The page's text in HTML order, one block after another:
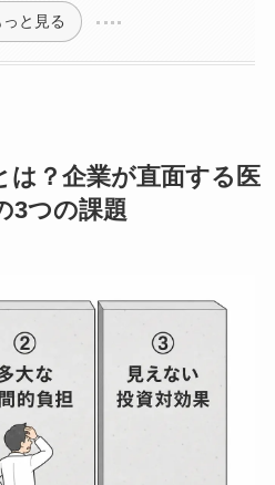
っと見る
は？企業が直面する医
3つの課題